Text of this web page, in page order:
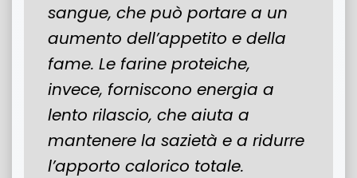
sangue, che può portare a un
aumento dell’appetito e della
fame. Le farine proteiche,
invece, forniscono energia a
lento rilascio, che aiuta a
mantenere la sazietà e a ridurre
l’apporto calorico totale.